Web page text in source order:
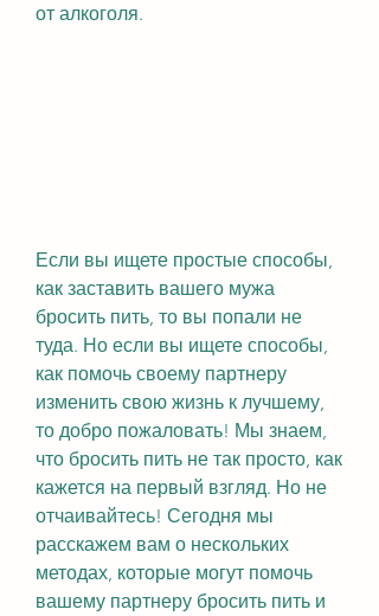
от алкоголя.
Если вы ищете простые способы,
как заставить вашего мужа
бросить пить, то вы попали не
туда. Но если вы ищете способы,
как помочь своему партнеру
изменить свою жизнь к лучшему,
то добро пожаловать! Мы знаем,
что бросить пить не так просто, как
кажется на первый взгляд. Но не
отчаивайтесь! Сегодня мы
расскажем вам о нескольких
методах, которые могут помочь
вашему партнеру бросить пить и